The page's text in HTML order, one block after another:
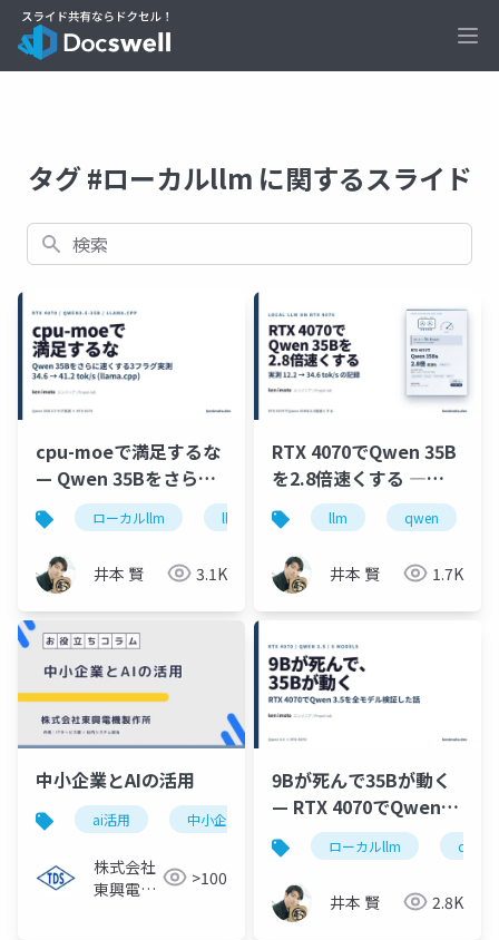
タグ #ローカルllm に関するスライド
検索
cpu-moeで満足するな
— Qwen 35Bをさらに
速くする3フラグ実測
(RTX 4070)
ローカルllm llama.cpp rtx4070 qwen
井本 賢 3.1K
RTX 4070でQwen 35B
を2.8倍速くする ―
Ollamaの12.2 tok/sを
34.6 tok/sに引き上げ
た実測ノート
llm qwen
井本 賢 1.7K
中小企業とAIの活用
ai活用 中小企業 ローカルllm コスト削減
株式会社
東興電機
>100
9Bが死んで35Bが動く
— RTX 4070でQwen
3.5を全モデル検証
ローカルllm qwen
井本 賢 2.8K